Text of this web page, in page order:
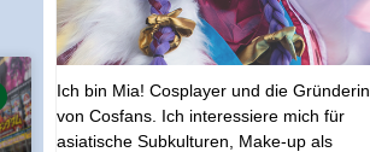
Ich bin Mia! Cosplayer und die Gründerin
von Cosfans. Ich interessiere mich für
asiatische Subkulturen, Make-up als